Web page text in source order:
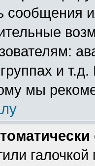
сообщения
и
мы
галочкой